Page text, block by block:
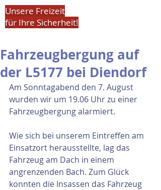
Unsere Freizeit
für Ihre Sicherheit!
Fahrzeugbergung auf
der L5177 bei Diendorf
Am Sonntagabend den 7. August
wurden wir um 19.06 Uhr zu einer
Fahrzeugbergung alarmiert.
Wie sich bei unserem Eintreffen am
Einsatzort herausstellte, lag das
Fahrzeug am Dach in einem
angrenzenden Bach. Zum Glück
konnten die Insassen das Fahrzeug